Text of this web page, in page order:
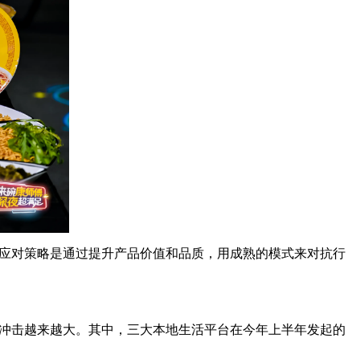
策略是通过提升产品价值和品质，用成熟的模式来对抗行
越来越大。其中，三大本地生活平台在今年上半年发起的